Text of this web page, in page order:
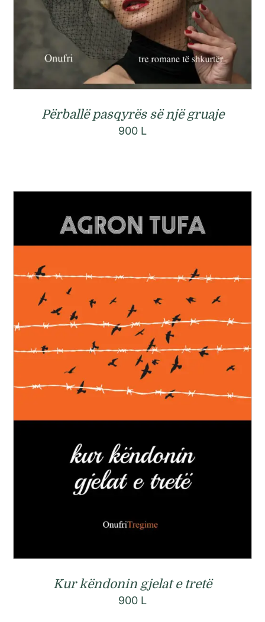
Përballë pasqyrës së një gruaje
900 L
Kur këndonin gjelat e tretë
900 L